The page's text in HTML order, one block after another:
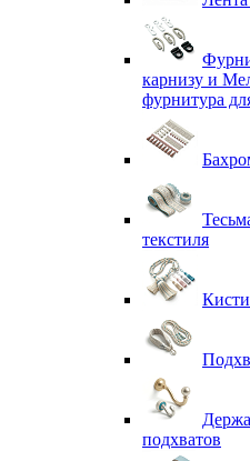
карнизу и
фурнитура
текстиля
подхватов